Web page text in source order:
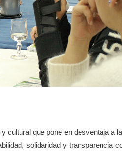
cultural que pone en desventaja
solidaridad y transparencia